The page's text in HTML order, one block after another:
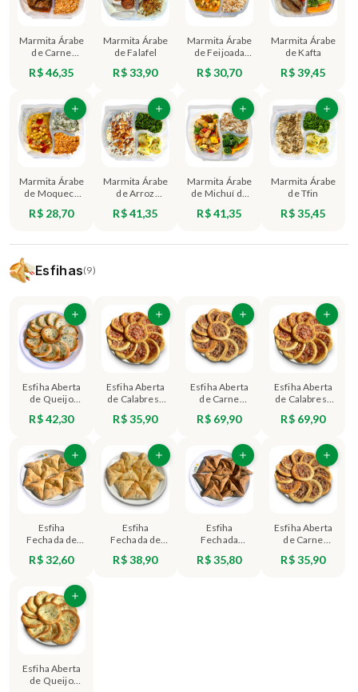
Marmita Árabe
de Carne
Marroquina
R$ 46,35
Marmita Árabe
de Falafel
R$ 33,90
Marmita Árabe
de Feijoada
Branca
R$ 30,70
Marmita Árabe
de Kafta
R$ 39,45
Marmita Árabe
de Moqueca
de Grão-de-
Bico
R$ 28,70
Marmita Árabe
de Arroz
Marroquino
R$ 41,35
Marmita Árabe
de Michuí de
Frango
R$ 41,35
Marmita Árabe
de Tfin
R$ 35,45
Esfihas(9)
Esfiha Aberta
de Queijo
(Média) - 12
unidades
R$ 42,30
Esfiha Aberta
de Calabresa
(Média) - 12
unidades
R$ 35,90
Esfiha Aberta
de Carne
(Grande) - 12
unidades
R$ 69,90
Esfiha Aberta
de Calabresa
(Grande) - 12
unidades
R$ 69,90
Esfiha
Fechada de
Ricota (Média)
- 10 unidades
R$ 32,60
Esfiha
Fechada de
Carne (Média)
- 10 unidades
R$ 38,90
Esfiha
Fechada
Integral de
Escarola
R$ 35,80
Esfiha Aberta
de Carne
(Média) - 12
unidades
R$ 35,90
Esfiha Aberta
de Queijo